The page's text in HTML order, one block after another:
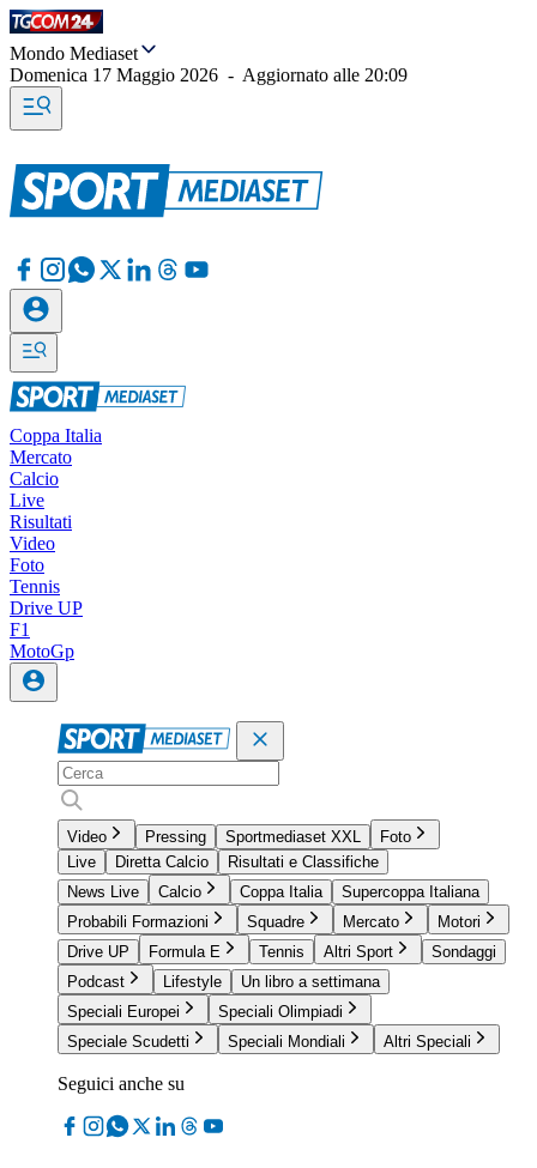
Mondo Mediaset
Domenica 17 Maggio 2026 - Aggiornato alle 20:09
Coppa Italia
Mercato
Calcio
Live
Risultati
Video
Foto
Tennis
Drive UP
F1
MotoGp
Video Pressing Sportmediaset XXL
Foto
Live
Diretta Calcio
Risultati e Classifiche
News Live
Calcio Coppa Italia
Supercoppa Italiana
Probabili Formazioni
Squadre Mercato
Motori
Drive UP
Formula E Tennis Altri Sport
Sondaggi
Podcast
Lifestyle
Un libro a settimana
Speciali Europei
Speciali Olimpiadi
Speciale Scudetti
Speciali Mondiali Altri Speciali
Seguici anche su